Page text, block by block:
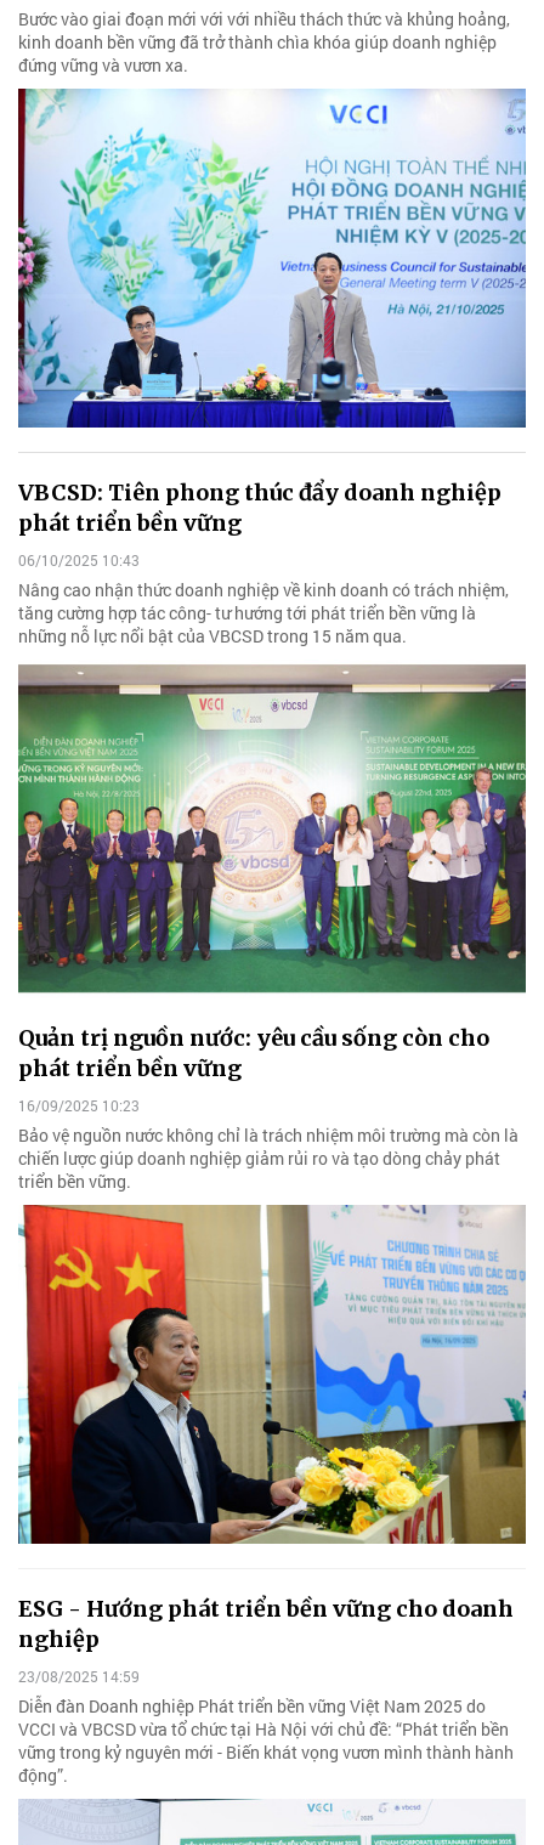
Bước vào giai đoạn mới với với nhiều thách thức và khủng hoảng,
kinh doanh bền vững đã trở thành chìa khóa giúp doanh nghiệp
đứng vững và vươn xa.
VBCSD: Tiên phong thúc đẩy doanh nghiệp
phát triển bền vững
06/10/2025 10:43
Nâng cao nhận thức doanh nghiệp về kinh doanh có trách nhiệm,
tăng cường hợp tác công- tư hướng tới phát triển bền vững là
những nỗ lực nổi bật của VBCSD trong 15 năm qua.
Quản trị nguồn nước: yêu cầu sống còn cho
phát triển bền vững
16/09/2025 10:23
Bảo vệ nguồn nước không chỉ là trách nhiệm môi trường mà còn là
chiến lược giúp doanh nghiệp giảm rủi ro và tạo dòng chảy phát
triển bền vững.
ESG - Hướng phát triển bền vững cho doanh
nghiệp
23/08/2025 14:59
Diễn đàn Doanh nghiệp Phát triển bền vững Việt Nam 2025 do
VCCI và VBCSD vừa tổ chức tại Hà Nội với chủ đề: “Phát triển bền
vững trong kỷ nguyên mới - Biến khát vọng vươn mình thành hành
động”.